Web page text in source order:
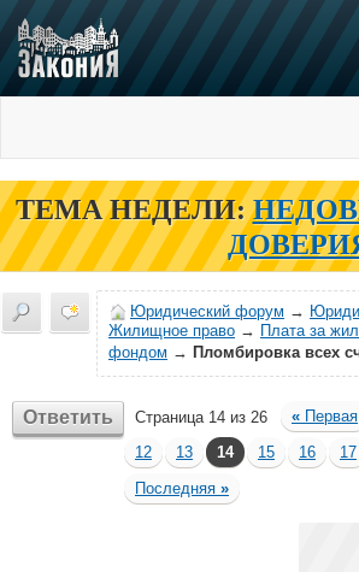
ТЕМА НЕДЕЛИ:
Юридический форум →
Жилищное право → Плата за
фондом → Пломбировка всех
Ответить Страница 14 из 26 « Первая
12
13 14 15 16 17
Последняя »